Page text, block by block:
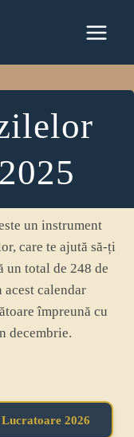
un instrument
care te ajută să-ți
un total de 248 de
calendar
împreună cu
decembrie.
2026